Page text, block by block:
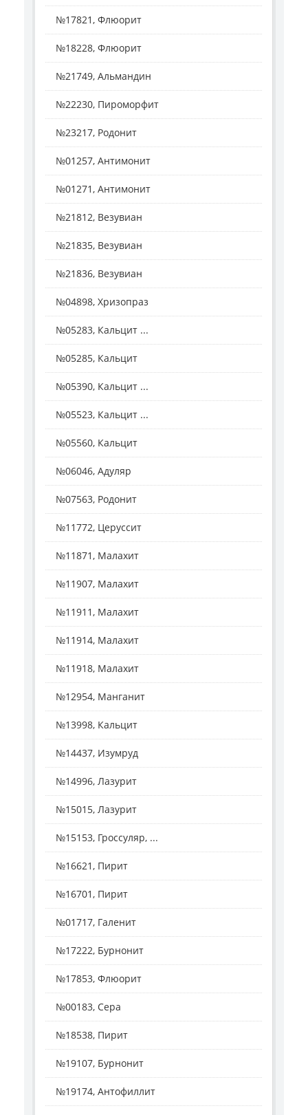
№17821, Флюорит
№18228, Флюорит
№21749, Альмандин
№22230, Пироморфит
№23217, Родонит
№01257, Антимонит
№01271, Антимонит
№21812, Везувиан
№21835, Везувиан
№21836, Везувиан
№04898, Хризопраз
№05283, Кальцит ...
№05285, Кальцит
№05390, Кальцит ...
№05523, Кальцит ...
№05560, Кальцит
№06046, Адуляр
№07563, Родонит
№11772, Церуссит
№11871, Малахит
№11907, Малахит
№11911, Малахит
№11914, Малахит
№11918, Малахит
№12954, Манганит
№13998, Кальцит
№14437, Изумруд
№14996, Лазурит
№15015, Лазурит
№15153, Гроссуляр, ...
№16621, Пирит
№16701, Пирит
№01717, Галенит
№17222, Бурнонит
№17853, Флюорит
№00183, Сера
№18538, Пирит
№19107, Бурнонит
№19174, Антофиллит